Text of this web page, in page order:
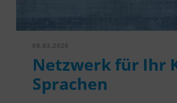
09.03.2020
Netzwerk für Ihr
Sprachen